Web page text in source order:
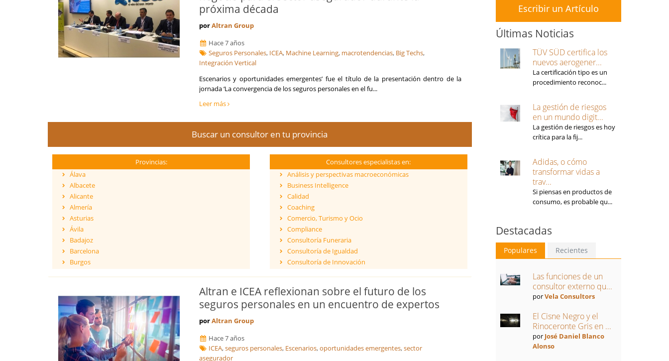
próxima década
porAltran Group
Hace 7 años
Seguros Personales, ICEA, Machine Learning, macrotendencias, Big Techs,
Integración Vertical
Escenarios y oportunidades emergentes’ fue el título de la presentación dentro de la
jornada ‘La convergencia de los seguros personales en el fu...
Leer más
Buscar un consultor en tu provincia
Provincias:
Álava
Albacete
Alicante
Almería
Asturias
Ávila
Badajoz
Barcelona
Burgos
Cantabria
Castellón
Ceuta
Ciudad Real
Córdoba
Cuenca
Consultores especialistas en:
Análisis y perspectivas macroeconómicas
Business Intelligence
Calidad
Coaching
Comercio, Turismo y Ocio
Compliance
Consultoría Funeraria
Consultoría de Igualdad
Consultoría de Innovación
Eficiencia Energética
Financiación de proyectos internacionales
Fusiones y Adquisiciones
Altran e ICEA reflexionan sobre el futuro de los
seguros personales en un encuentro de expertos
porAltran Group
Hace 7 años
ICEA,seguros personales, Escenarios,oportunidades emergentes,sector
asegurador
Escribir un Artículo
Últimas Noticias
TÜV SÜD certifica los
nuevos aerogener...
La certificación tipo es un
procedimiento reconoc...
La gestión de riesgos
en un mundo digit...
La gestión de riesgos es hoy
crítica para la fij...
Adidas, o cómo
transformar vidas a
trav...
Si piensas en productos de
consumo, es probable qu...
Destacadas
Populares Recientes
Las funciones de un
consultor externo qu...
porVela Consultors
El Cisne Negro y el
Rinoceronte Gris en ...
por José Daniel Blanco
Alonso